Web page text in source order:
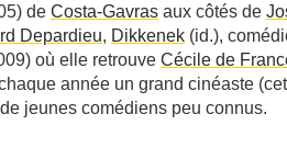
de Costa-Gavras aux côtés de
Depardieu, Dikkenek (id.),
où elle retrouve Cécile de
année un grand cinéaste
jeunes comédiens peu connus.